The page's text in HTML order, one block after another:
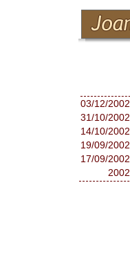
03/12/2002
31/10/2002
14/10/2002
19/09/2002
17/09/2002
2002